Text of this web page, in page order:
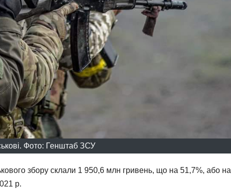
Фото: Генштаб ЗСУ
збору склали 1 950,6 млн гривень, що на 51,7%, або на
р.